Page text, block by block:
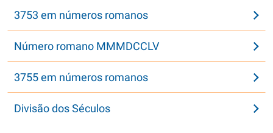
3753 em números romanos
Número romano MMMDCCLV
3755 em números romanos
Divisão dos Séculos